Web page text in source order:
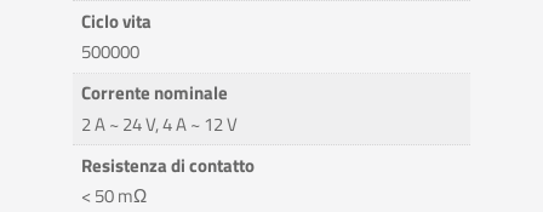
Ciclo vita
500000
Corrente nominale
2 A ~ 24 V, 4 A ~ 12 V
Resistenza di contatto
< 50 mΩ